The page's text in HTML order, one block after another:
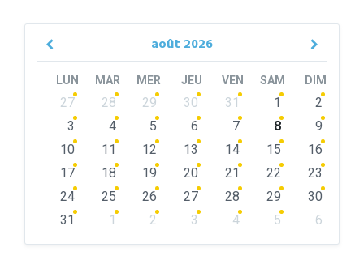
août 2026
Previous
LUN MAR MER JEU VEN SAM DIM
Skip
calendar
27 28 29 30 31 1
2
3
4 5 6 7 8
9
10
11 12 13 14 15
16
17
18 19 20 21 22
23
24
25 26 27 28 29
30
31
1 2 3 4 5
6